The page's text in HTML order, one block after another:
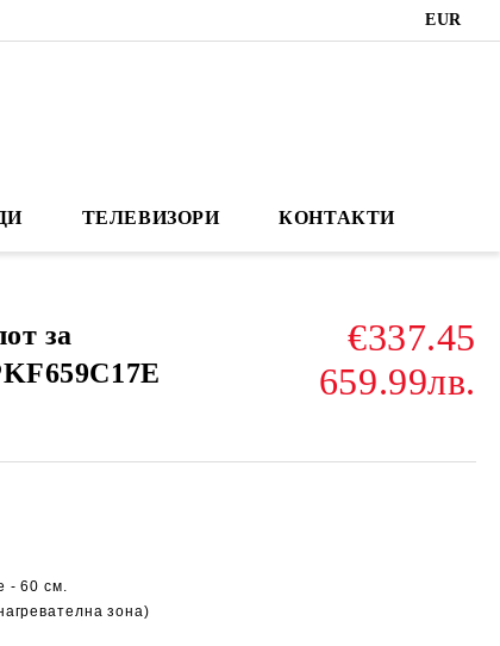
EUR
ТЕЛЕВИЗОРИ КОНТАКТИ
за
€337.45
659.99лв.
- 60 см.
зона)